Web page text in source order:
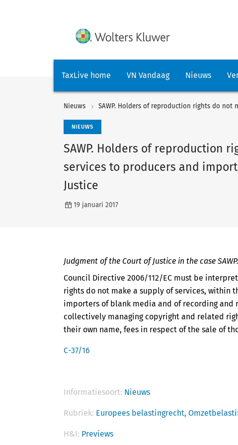
TaxLive home VN Vandaag Nieuws
Nieuws
NIEUWS
SAWP. Holders of reproduction
services to producers and
Justice
19 januari 2017
Judgment of the Court of Justice in the case SAWP.
Council Directive 2006/112/EC must be
rights do not make a supply of services, within
importers of blank media and of recording and
collectively managing copyright and related
their own name, fees in respect of the sale of
C-37/16
Informatiesoort: Nieuws
Rubriek: Europees belastingrecht,
H&I: Previews